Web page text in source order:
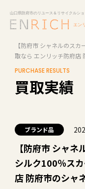
【防府市 シャネルのス
取なら エンリッチ防府店
PURCHASE RESULTS
買取実績
ブランド品
【防府市 シャ
シルク100％ス
店 防府市のシャ